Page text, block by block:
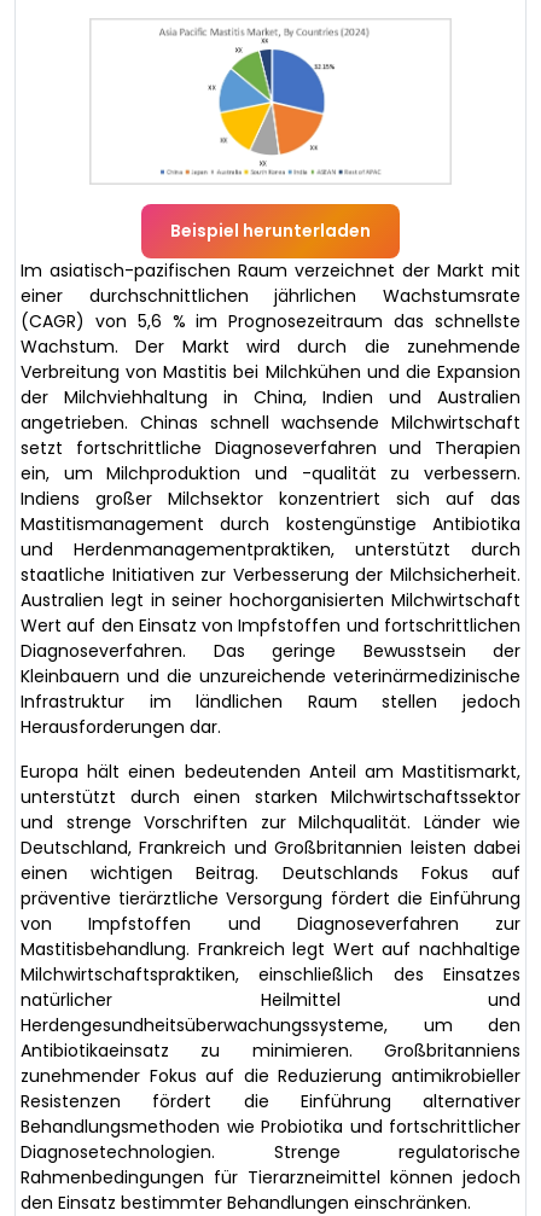
Beispiel herunterladen
Im asiatisch-pazifischen Raum verzeichnet der Markt mit
einer durchschnittlichen jährlichen Wachstumsrate
(CAGR) von 5,6 % im Prognosezeitraum das schnellste
Wachstum. Der Markt wird durch die zunehmende
Verbreitung von Mastitis bei Milchkühen und die Expansion
der Milchviehhaltung in China, Indien und Australien
angetrieben. Chinas schnell wachsende Milchwirtschaft
setzt fortschrittliche Diagnoseverfahren und Therapien
ein, um Milchproduktion und -qualität zu verbessern.
Indiens großer Milchsektor konzentriert sich auf das
Mastitismanagement durch kostengünstige Antibiotika
und Herdenmanagementpraktiken, unterstützt durch
staatliche Initiativen zur Verbesserung der Milchsicherheit.
Australien legt in seiner hochorganisierten Milchwirtschaft
Wert auf den Einsatz von Impfstoffen und fortschrittlichen
Diagnoseverfahren. Das geringe Bewusstsein der
Kleinbauern und die unzureichende veterinärmedizinische
Infrastruktur im ländlichen Raum stellen jedoch
Herausforderungen dar.
Europa hält einen bedeutenden Anteil am Mastitismarkt,
unterstützt durch einen starken Milchwirtschaftssektor
und strenge Vorschriften zur Milchqualität. Länder wie
Deutschland, Frankreich und Großbritannien leisten dabei
einen wichtigen Beitrag. Deutschlands Fokus auf
präventive tierärztliche Versorgung fördert die Einführung
von Impfstoffen und Diagnoseverfahren zur
Mastitisbehandlung. Frankreich legt Wert auf nachhaltige
Milchwirtschaftspraktiken, einschließlich des Einsatzes
natürlicher Heilmittel und
Herdengesundheitsüberwachungssysteme, um den
Antibiotikaeinsatz zu minimieren. Großbritanniens
zunehmender Fokus auf die Reduzierung antimikrobieller
Resistenzen fördert die Einführung alternativer
Behandlungsmethoden wie Probiotika und fortschrittlicher
Diagnosetechnologien. Strenge regulatorische
Rahmenbedingungen für Tierarzneimittel können jedoch
den Einsatz bestimmter Behandlungen einschränken.